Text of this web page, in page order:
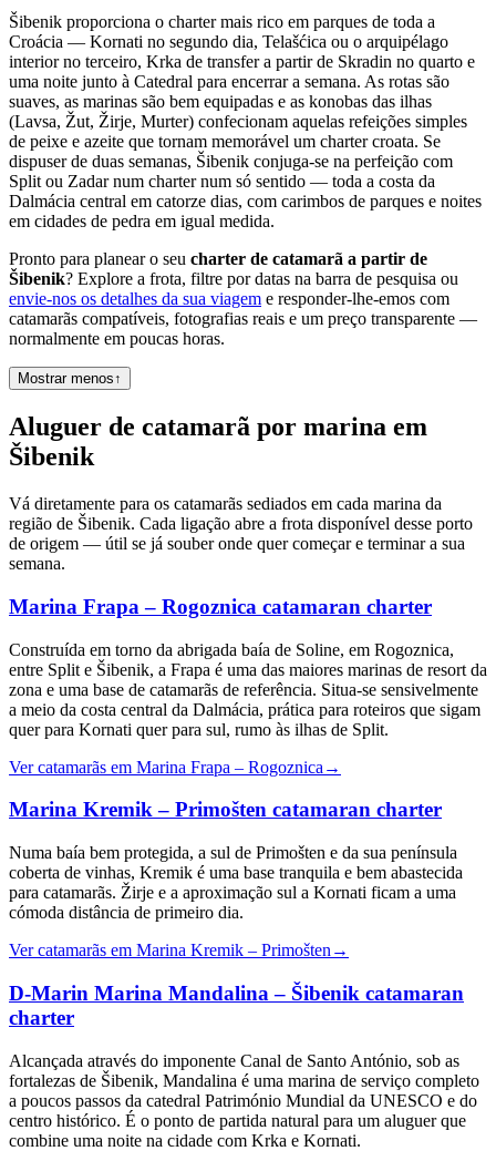
Šibenik proporciona o charter mais rico em parques de toda a
Croácia — Kornati no segundo dia, Telašćica ou o arquipélago
interior no terceiro, Krka de transfer a partir de Skradin no quarto e
uma noite junto à Catedral para encerrar a semana. As rotas são
suaves, as marinas são bem equipadas e as konobas das ilhas
(Lavsa, Žut, Žirje, Murter) confecionam aquelas refeições simples
de peixe e azeite que tornam memorável um charter croata. Se
dispuser de duas semanas, Šibenik conjuga-se na perfeição com
Split ou Zadar num charter num só sentido — toda a costa da
Dalmácia central em catorze dias, com carimbos de parques e noites
em cidades de pedra em igual medida.
Pronto para planear o seu charter de catamarã a partir de
Šibenik? Explore a frota, filtre por datas na barra de pesquisa ou
envie-nos os detalhes da sua viagem e responder-lhe-emos com
catamarãs compatíveis, fotografias reais e um preço transparente —
normalmente em poucas horas.
Mostrar menos↑
Aluguer de catamarã por marina em
Šibenik
Vá diretamente para os catamarãs sediados em cada marina da
região de Šibenik. Cada ligação abre a frota disponível desse porto
de origem — útil se já souber onde quer começar e terminar a sua
semana.
Marina Frapa – Rogoznica catamaran charter
Construída em torno da abrigada baía de Soline, em Rogoznica,
entre Split e Šibenik, a Frapa é uma das maiores marinas de resort da
zona e uma base de catamarãs de referência. Situa-se sensivelmente
a meio da costa central da Dalmácia, prática para roteiros que sigam
quer para Kornati quer para sul, rumo às ilhas de Split.
Ver catamarãs em Marina Frapa – Rogoznica →
Marina Kremik – Primošten catamaran charter
Numa baía bem protegida, a sul de Primošten e da sua península
coberta de vinhas, Kremik é uma base tranquila e bem abastecida
para catamarãs. Žirje e a aproximação sul a Kornati ficam a uma
cómoda distância de primeiro dia.
Ver catamarãs em Marina Kremik – Primošten →
D-Marin Marina Mandalina – Šibenik catamaran
charter
Alcançada através do imponente Canal de Santo António, sob as
fortalezas de Šibenik, Mandalina é uma marina de serviço completo
a poucos passos da catedral Património Mundial da UNESCO e do
centro histórico. É o ponto de partida natural para um aluguer que
combine uma noite na cidade com Krka e Kornati.